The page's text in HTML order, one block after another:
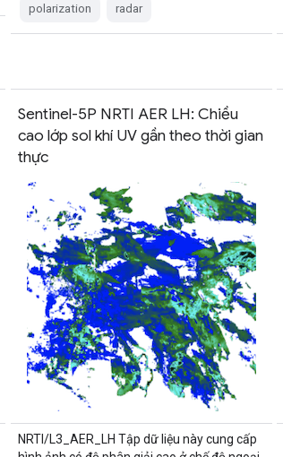
polarization radar
Sentinel-5P NRTI AER LH: Chiều
cao lớp sol khí UV gần theo thời gian
thực
NRTI/L3_AER_LH Tập dữ liệu này cung cấp